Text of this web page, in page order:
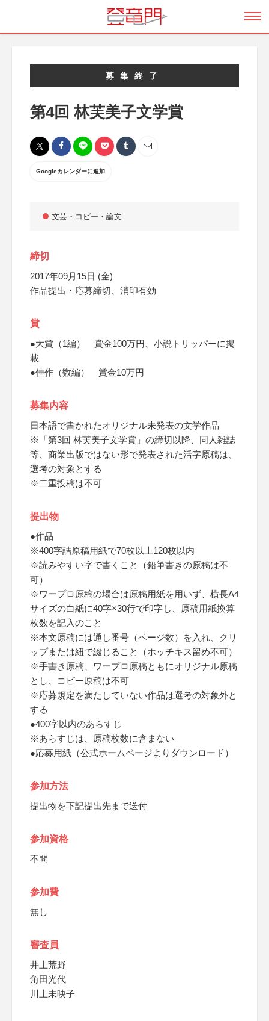
募集終了
第4回 林芙美子文学賞
Googleカレンダーに追加
文芸・コピー・論文
締切
2017年09月15日 (金)
作品提出・応募締切、消印有効
賞
●大賞（1編） 賞金100万円、小説トリッパーに掲
載
●佳作（数編） 賞金10万円
募集内容
日本語で書かれたオリジナル未発表の文学作品
※「第3回 林芙美子文学賞」の締切以降、同人雑誌
等、商業出版ではない形で発表された活字原稿は、
選考の対象とする
※二重投稿は不可
提出物
●作品
※400字詰原稿用紙で70枚以上120枚以内
※読みやすい字で書くこと（鉛筆書きの原稿は不
可）
※ワープロ原稿の場合は原稿用紙を用いず、横長A4
サイズの白紙に40字×30行で印字し、原稿用紙換算
枚数を記入のこと
※本文原稿には通し番号（ページ数）を入れ、クリ
ップまたは紐で綴じること（ホッチキス留め不可）
※手書き原稿、ワープロ原稿ともにオリジナル原稿
とし、コピー原稿は不可
※応募規定を満たしていない作品は選考の対象外と
する
●400字以内のあらすじ
※あらすじは、原稿枚数に含まない
●応募用紙（公式ホームページよりダウンロード）
参加方法
提出物を下記提出先まで送付
参加資格
不問
参加費
無し
審査員
井上荒野
角田光代
川上未映子